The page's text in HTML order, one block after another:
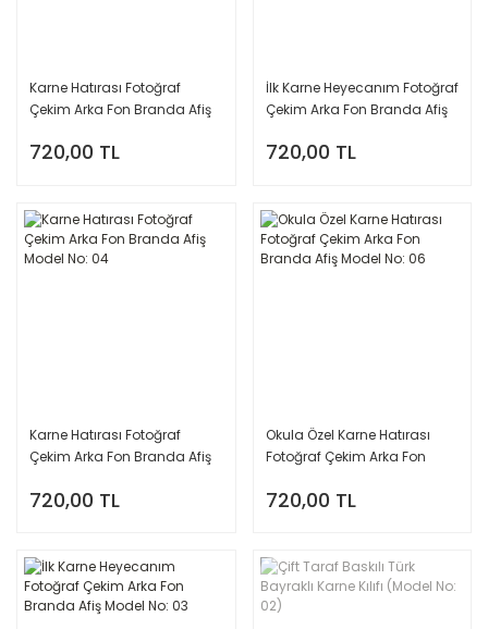
Karne Hatırası Fotoğraf
Çekim Arka Fon Branda Afiş
720,00 TL
İlk Karne Heyecanım Fotoğraf
Çekim Arka Fon Branda Afiş
720,00 TL
Karne Hatırası Fotoğraf
Çekim Arka Fon Branda Afiş
720,00 TL
Okula Özel Karne Hatırası
Fotoğraf Çekim Arka Fon
720,00 TL